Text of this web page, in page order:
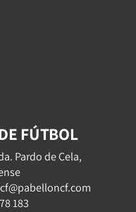
FÚTBOL
Pardo de Cela,
183